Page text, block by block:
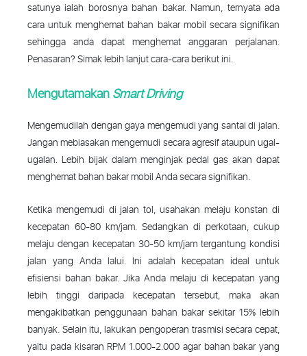
satunya ialah borosnya bahan bakar. Namun, ternyata ada
cara untuk menghemat bahan bakar mobil secara signifikan
sehingga anda dapat menghemat anggaran perjalanan.
Penasaran? Simak lebih lanjut cara-cara berikut ini.
MengutamakanSmart Driving
Mengemudilah dengan gaya mengemudi yang santai di jalan.
Jangan mebiasakan mengemudi secara agresif ataupun ugal-
ugalan. Lebih bijak dalam menginjak pedal gas akan dapat
menghemat bahan bakar mobil Anda secara signifikan.
Ketika mengemudi di jalan tol, usahakan melaju konstan di
kecepatan 60-80 km/jam. Sedangkan di perkotaan, cukup
melaju dengan kecepatan 30-50 km/jam tergantung kondisi
jalan yang Anda lalui. Ini adalah kecepatan ideal untuk
efisiensi bahan bakar. Jika Anda melaju di kecepatan yang
lebih tinggi daripada kecepatan tersebut, maka akan
mengakibatkan penggunaan bahan bakar sekitar 15% lebih
banyak. Selain itu, lakukan pengoperan trasmisi secara cepat,
yaitu pada kisaran RPM 1.000-2.000 agar bahan bakar yang